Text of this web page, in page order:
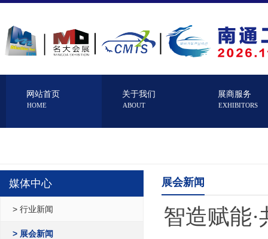
网站首页
HOME
关于我们
ABOUT
展商服务
EXHIBITORS
媒体中心
> 行业新闻
> 展会新闻
展会新闻
智造赋能